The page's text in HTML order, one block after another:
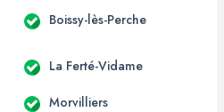
Boissy-lès-Perche
La Ferté-Vidame
Morvilliers